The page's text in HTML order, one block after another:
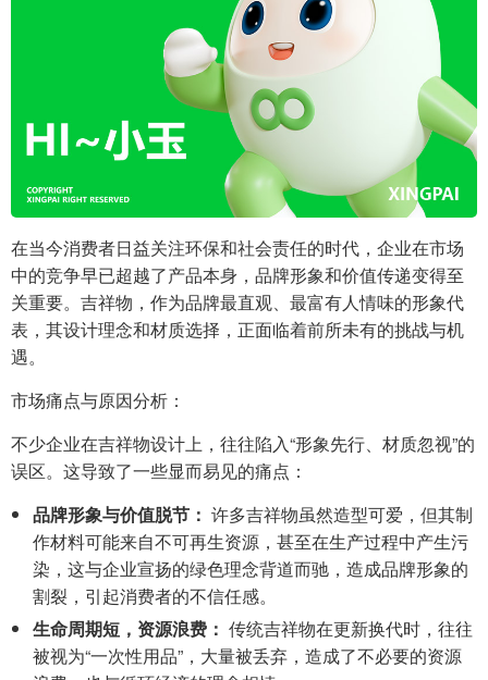
在当今消费者日益关注环保和社会责任的时代，企业在市场
中的竞争早已超越了产品本身，品牌形象和价值传递变得至
关重要。吉祥物，作为品牌最直观、最富有人情味的形象代
表，其设计理念和材质选择，正面临着前所未有的挑战与机
遇。
市场痛点与原因分析：
不少企业在吉祥物设计上，往往陷入“形象先行、材质忽视”的
误区。这导致了一些显而易见的痛点：
品牌形象与价值脱节： 许多吉祥物虽然造型可爱，但其制
作材料可能来自不可再生资源，甚至在生产过程中产生污
染，这与企业宣扬的绿色理念背道而驰，造成品牌形象的
割裂，引起消费者的不信任感。
生命周期短，资源浪费： 传统吉祥物在更新换代时，往往
被视为“一次性用品”，大量被丢弃，造成了不必要的资源